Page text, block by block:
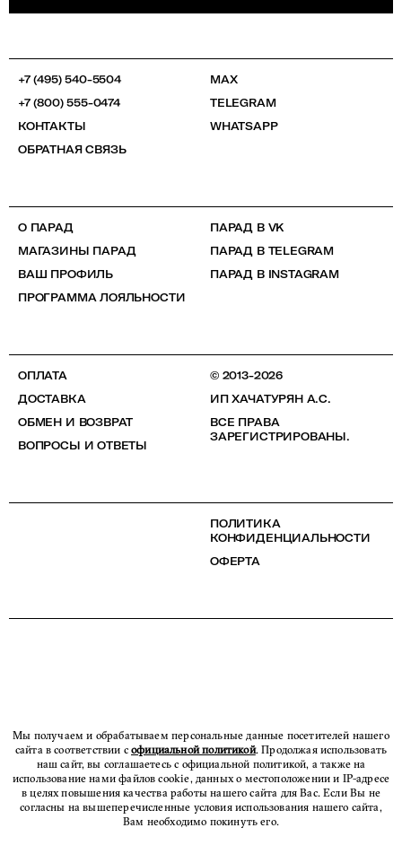
+7 (495) 540-5504
+7 (800) 555-0474
КОНТАКТЫ
ОБРАТНАЯ СВЯЗЬ
MAX
TELEGRAM
WHATSAPP
О ПАРАД
МАГАЗИНЫ ПАРАД
ВАШ ПРОФИЛЬ
ПРОГРАММА ЛОЯЛЬНОСТИ
ПАРАД В VK
ПАРАД В TELEGRAM
ПАРАД В INSTAGRAM
ОПЛАТА
ДОСТАВКА
ОБМЕН И ВОЗВРАТ
ВОПРОСЫ И ОТВЕТЫ
© 2013-2026
ИП ХАЧАТУРЯН А.С.
ВСЕ ПРАВА
ЗАРЕГИСТРИРОВАНЫ.
ПОЛИТИКА
КОНФИДЕНЦИАЛЬНОСТИ
ОФЕРТА
Мы получаем и обрабатываем персональные данные посетителей нашего
сайта в соответствии софициальной политикой. Продолжая использовать
наш сайт, вы соглашаетесь с официальной политикой, а также на
использование нами файлов cookie, данных о местоположении и IP-адресе
в целях повышения качества работы нашего сайта для Вас. Если Вы не
согласны на вышеперечисленные условия использования нашего сайта,
Вам необходимо покинуть его.